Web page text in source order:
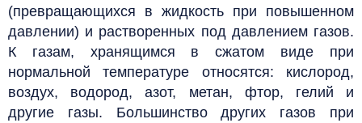
(превращающихся в жидкость при повышенном
давлении) и растворенных под давлением газов.
К газам, хранящимся в сжатом виде при
нормальной температуре относятся: кислород,
воздух, водород, азот, метан, фтор, гелий и
другие газы. Большинство других газов при